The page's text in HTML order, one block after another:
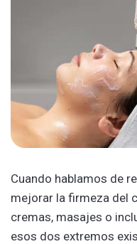
Cuando hablamos de
mejorar la firmeza del
cremas, masajes o
esos dos extremos